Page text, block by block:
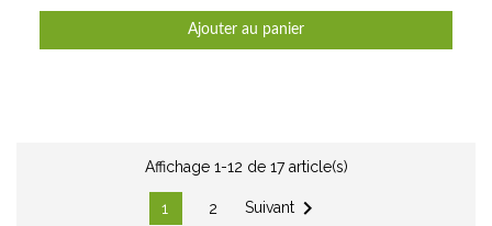
Ajouter au panier
Affichage 1-12 de 17 article(s)
1 2 Suivant 